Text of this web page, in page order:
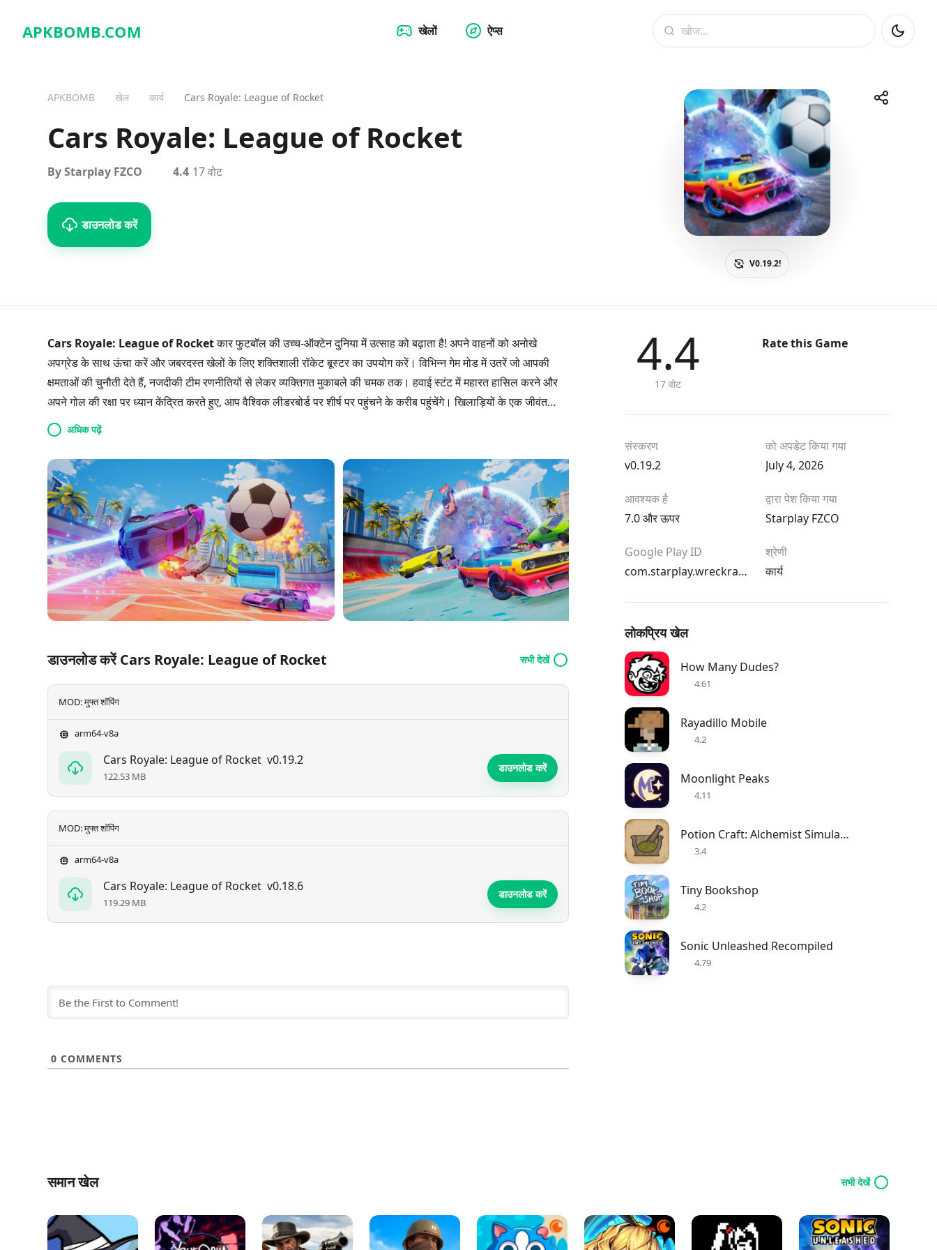
APKBOMB.COM खेलों
ऐप्स
APKBOMB खेल कार्य Cars Royale: League of Rocket साझा करें
TelegramFacebookWhatsApp
V0.19.2!
Cars Royale: League of Rocket
By Starplay FZCO
डाउनलोड करें
4.4 17 वोट
Cars Royale: League of Rocketकार फुटबॉल की उच्च-ऑक्टेन दुनिया में उत्साह को बढ़ाता है! अपने वाहनों को अनोखे
अपग्रेड के साथ ऊंचा करें और जबरदस्त खेलों के लिए शक्तिशाली रॉकेट बूस्टर का उपयोग करें। विभिन्न गेम मोड में उतरें जो आपकी
क्षमताओं की चुनौती देते हैं, नजदीकी टीम रणनीतियों से लेकर व्यक्तिगत मुकाबले की चमक तक। हवाई स्टंट में महारत हासिल करने और
अपने गोल की रक्षा पर ध्यान केंद्रित करते हुए, आप वैश्विक लीडरबोर्ड पर शीर्ष पर पहुंचने के करीब पहुंचेंगे। खिलाड़ियों के एक जीवंत
समुदाय में शामिल हों और अंतिम टरबो लीग अनुभव में अपनी क्षमता साबित करें। क्या आप अपने गेमप्ले को उच्च गियर में लाने के लिए तैयार
हैं?
अधिक पढ़ें
डाउनलोड करें Cars Royale: League of Rocket सभी देखें
MOD: मुफ्त शॉपिंग
arm64-v8a
Cars Royale: League of Rocket v0.19.2
122.53 MB
डाउनलोड करें
MOD: मुफ्त शॉपिंग
arm64-v8a
Cars Royale: League of Rocket v0.18.6
119.29 MB
डाउनलोड करें
0 COMMENTS
4.4
17 वोट
Rate this Game
संस्करण
v0.19.2
को अपडेट किया गया
July 4, 2026
आवश्यक है
7.0 और ऊपर
द्वारा पेश किया गया
Starplay FZCO
Google Play ID
com.starplay.wreckracing
श्रेणी
कार्य
लोकप्रिय खेल
How Many Dudes?
4.61
Rayadillo Mobile
4.2
Moonlight Peaks
4.11
Potion Craft: Alchemist Simulator
3.4
Tiny Bookshop
4.2
Sonic Unleashed Recompiled
4.79
समान खेल सभी देखें